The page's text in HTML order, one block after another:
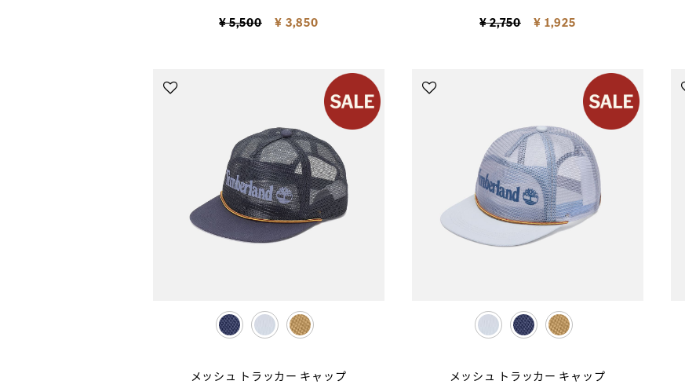
Price reduced from
¥ 5,500to ¥ 3,850 Price reduced from
¥ 2,750to ¥ 1,925
selected
メッシュ トラッカー キャップ
selected
メッシュ トラッカー キャップ